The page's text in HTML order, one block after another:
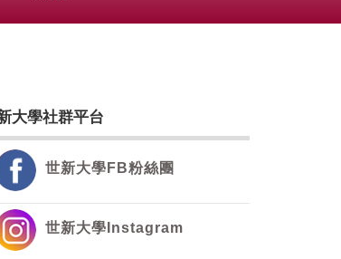
大學社群平台
世新大學FB粉絲團
世新大學Instagram